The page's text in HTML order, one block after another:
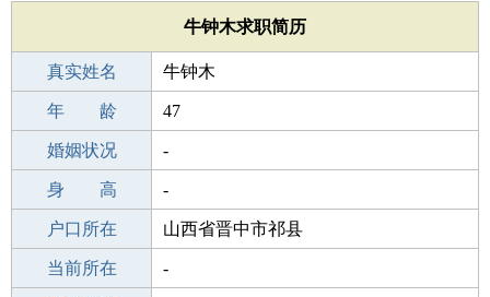
牛钟木求职简历
真实姓名 牛钟木
性 别 男
年 龄 47
出生年月 1979-04-17
婚姻状况 -
学 历 初中
身 高 -
毕业学校 石狮自然门武术学校
户口所在 山西省晋中市祁县
所学专业 -
当前所在 -